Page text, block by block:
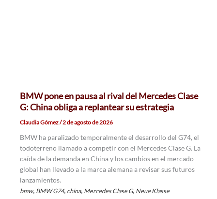
BMW pone en pausa al rival del Mercedes Clase
G: China obliga a replantear su estrategia
Claudia Gómez/2 de agosto de 2026
BMW ha paralizado temporalmente el desarrollo del G74, el
todoterreno llamado a competir con el Mercedes Clase G. La
caída de la demanda en China y los cambios en el mercado
global han llevado a la marca alemana a revisar sus futuros
lanzamientos.
bmw, BMW G74, china, Mercedes Clase G, Neue Klasse